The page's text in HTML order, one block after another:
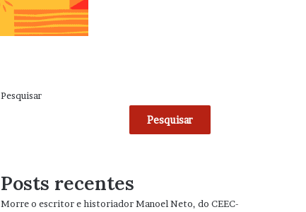
Pesquisar
Pesquisar
Posts recentes
Morre o escritor e historiador Manoel Neto, do CEEC-